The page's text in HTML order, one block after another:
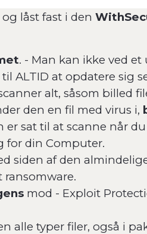
låst fast i den
. - Man kan ikke ved
til ALTID at opdatere sig
alt, såsom billed
den en fil med virus i,
er sat til at scanne når
for din Computer.
siden af den
mod - Exploit
alle typer filer, også i